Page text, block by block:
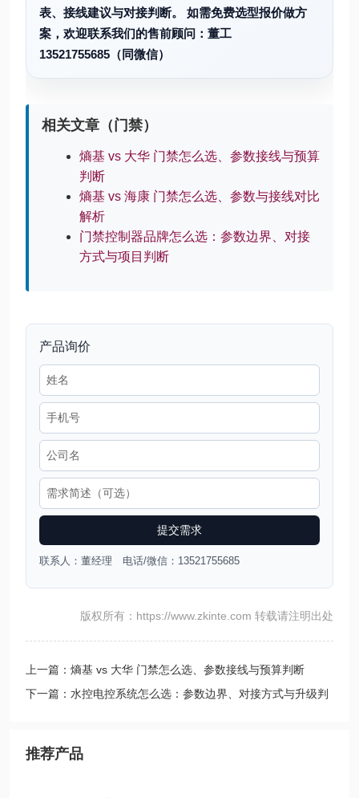
表、接线建议与对接判断。 如需免费选型报价做方
案，欢迎联系我们的售前顾问：董工
13521755685（同微信）
相关文章（门禁）
熵基 vs 大华 门禁怎么选、参数接线与预算
判断
熵基 vs 海康 门禁怎么选、参数与接线对比
解析
门禁控制器品牌怎么选：参数边界、对接
方式与项目判断
产品询价
提交需求
联系人：董经理 电话/微信：13521755685
版权所有：https://www.zkinte.com 转载请注明出处
上一篇：熵基 vs 大华 门禁怎么选、参数接线与预算判断
下一篇：水控电控系统怎么选：参数边界、对接方式与升级判
推荐产品